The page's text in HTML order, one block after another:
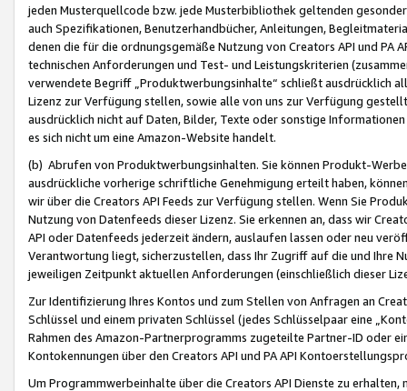
jeden Musterquellcode bzw. jede Musterbibliothek geltenden
auch Spezifikationen, Benutzerhandbücher, Anleitungen,
denen die für die ordnungsgemäße Nutzung von Creators API und PA
technischen Anforderungen und Test- und Leistungskriterien
verwendete Begriff „Produktwerbungsinhalte“ schließt ausdrücklich
Lizenz zur Verfügung stellen, sowie alle von uns zur Verfügung
ausdrücklich nicht auf Daten, Bilder, Texte oder sonstige
es sich nicht um eine Amazon-Website handelt.
(b) Abrufen von Produktwerbungsinhalten. Sie können Produkt-
ausdrückliche vorherige schriftliche Genehmigung erteilt haben,
wir über die Creators API Feeds zur Verfügung stellen. Wenn Sie
Nutzung von Datenfeeds dieser Lizenz. Sie erkennen an, dass wir
API oder Datenfeeds jederzeit ändern, auslaufen lassen oder neu
Verantwortung liegt, sicherzustellen, dass Ihr Zugriff auf die und Ihre
jeweiligen Zeitpunkt aktuellen Anforderungen (einschließlich dieser
Zur Identifizierung Ihres Kontos und zum Stellen von Anfragen an
Schlüssel und einem privaten Schlüssel (jedes Schlüsselpaar eine
Rahmen des Amazon-Partnerprogramms zugeteilte Partner-ID oder
Kontokennungen über den Creators API und PA API
Um Programmwerbeinhalte über die Creators API Dienste zu